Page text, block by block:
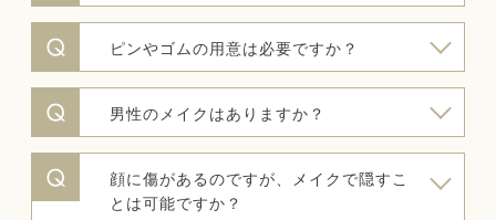
ピンやゴムの用意は必要ですか？
男性のメイクはありますか？
顔に傷があるのですが、メイクで隠すこ
とは可能ですか？